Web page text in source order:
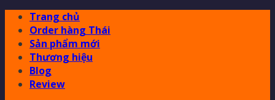
Skip
content
Trang chủ
Order hàng Thái
Sản phẩm mới
Thương hiệu
Blog
Review